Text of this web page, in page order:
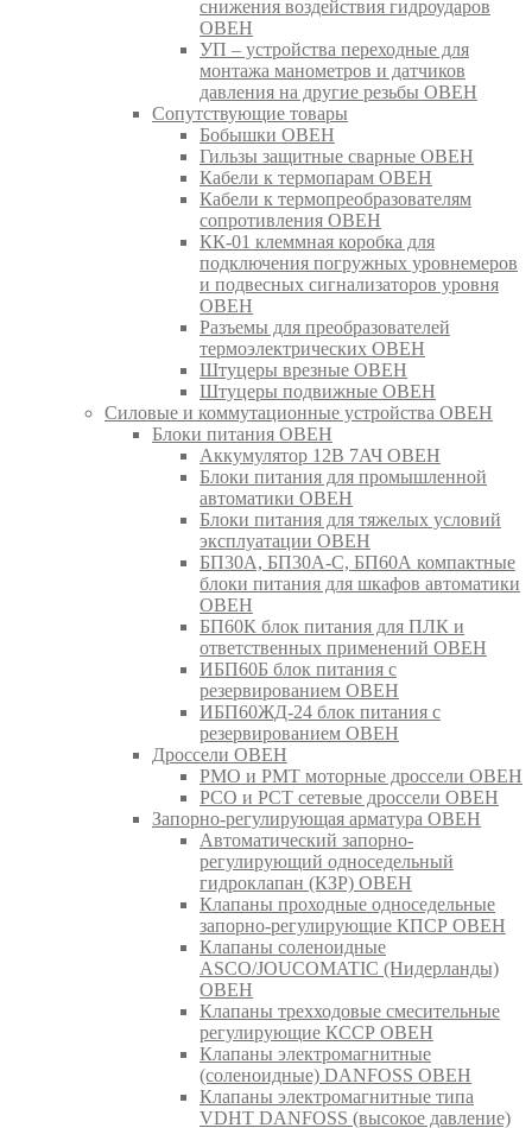
снижения воздействия гидроударов
ОВЕН
УП – устройства переходные для
монтажа манометров и датчиков
давления на другие резьбы ОВЕН
Сопутствующие товары
Бобышки ОВЕН
Гильзы защитные сварные ОВЕН
Кабели к термопарам ОВЕН
Кабели к термопреобразователям
сопротивления ОВЕН
КК-01 клеммная коробка для
подключения погружных уровнемеров
и подвесных сигнализаторов уровня
ОВЕН
Разъемы для преобразователей
термоэлектрических ОВЕН
Штуцеры врезные ОВЕН
Штуцеры подвижные ОВЕН
Силовые и коммутационные устройства ОВЕН
Блоки питания ОВЕН
Аккумулятор 12В 7АЧ ОВЕН
Блоки питания для промышленной
автоматики ОВЕН
Блоки питания для тяжелых условий
эксплуатации ОВЕН
БП30А, БП30А-С, БП60А компактные
блоки питания для шкафов автоматики
ОВЕН
БП60К блок питания для ПЛК и
ответственных применений ОВЕН
ИБП60Б блок питания с
резервированием ОВЕН
ИБП60ЖД-24 блок питания с
резервированием ОВЕН
Дроссели ОВЕН
РМО и РМТ моторные дроссели ОВЕН
РСО и РСТ сетевые дроссели ОВЕН
Запорно-регулирующая арматура ОВЕН
Автоматический запорно-
регулирующий односедельный
гидроклапан (КЗР) ОВЕН
Клапаны проходные односедельные
запорно-регулирующие КПСР ОВЕН
Клапаны соленоидные
ASCO/JOUCOMATIC (Нидерланды)
ОВЕН
Клапаны трехходовые смесительные
регулирующие КССР ОВЕН
Клапаны электромагнитные
(соленоидные) DANFOSS ОВЕН
Клапаны электромагнитные типа
VDHT DANFOSS (высокое давление)